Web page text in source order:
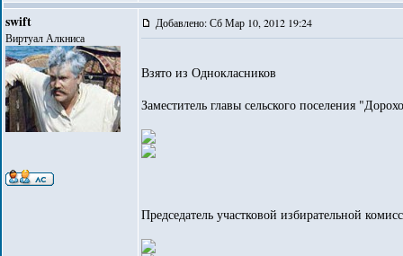
swift
Виртуал Алкниса
Добавлено: Сб Мар 10, 2012 19:24
Взято из Однокласников
Заместитель главы сельского поселения
Председатель участковой избирательной